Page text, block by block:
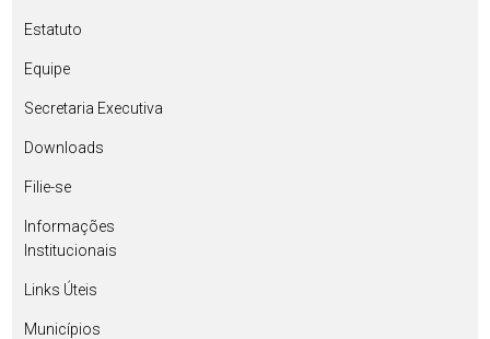
Estatuto
Equipe
Secretaria Executiva
Downloads
Filie-se
Informações
Institucionais
Links Úteis
Municípios